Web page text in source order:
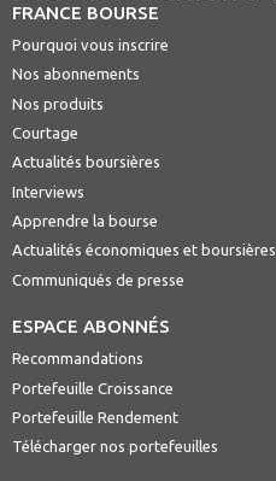
FRANCE BOURSE
Pourquoi vous inscrire
Nos abonnements
Nos produits
Courtage
Actualités boursières
Interviews
Apprendre la bourse
Actualités économiques et boursières
Communiqués de presse
ESPACE ABONNÉS
Recommandations
Portefeuille Croissance
Portefeuille Rendement
Télécharger nos portefeuilles